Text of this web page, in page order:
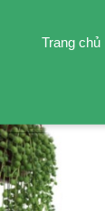
Trang chủ